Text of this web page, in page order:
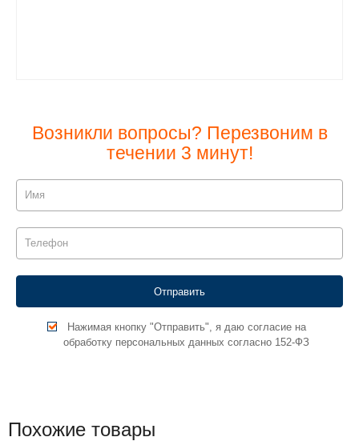
Возникли вопросы? Перезвоним в
течении 3 минут!
Нажимая кнопку "Отправить", я даю согласие на
обработку персональных данных согласно 152-ФЗ
Похожие товары